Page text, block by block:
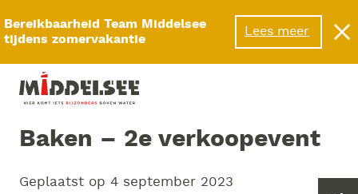
Bereikbaarheid Team Middelsee
tijdens zomervakantie
Lees meer
Menu
Baken – 2e verkoopevent
Geplaatst op 4 september 2023